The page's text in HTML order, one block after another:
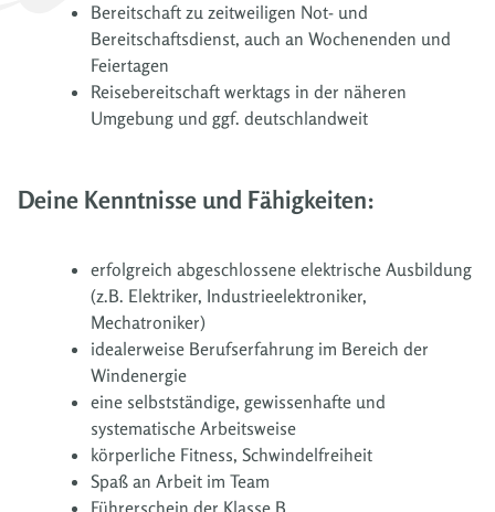
Bereitschaft zu zeitweiligen Not- und
Bereitschaftsdienst, auch an Wochenenden und
Feiertagen
Reisebereitschaft werktags in der näheren
Umgebung und ggf. deutschlandweit
Deine Kenntnisse und Fähigkeiten:
erfolgreich abgeschlossene elektrische Ausbildung
(z.B. Elektriker, Industrieelektroniker,
Mechatroniker)
idealerweise Berufserfahrung im Bereich der
Windenergie
eine selbstständige, gewissenhafte und
systematische Arbeitsweise
körperliche Fitness, Schwindelfreiheit
Spaß an Arbeit im Team
Führerschein der Klasse B